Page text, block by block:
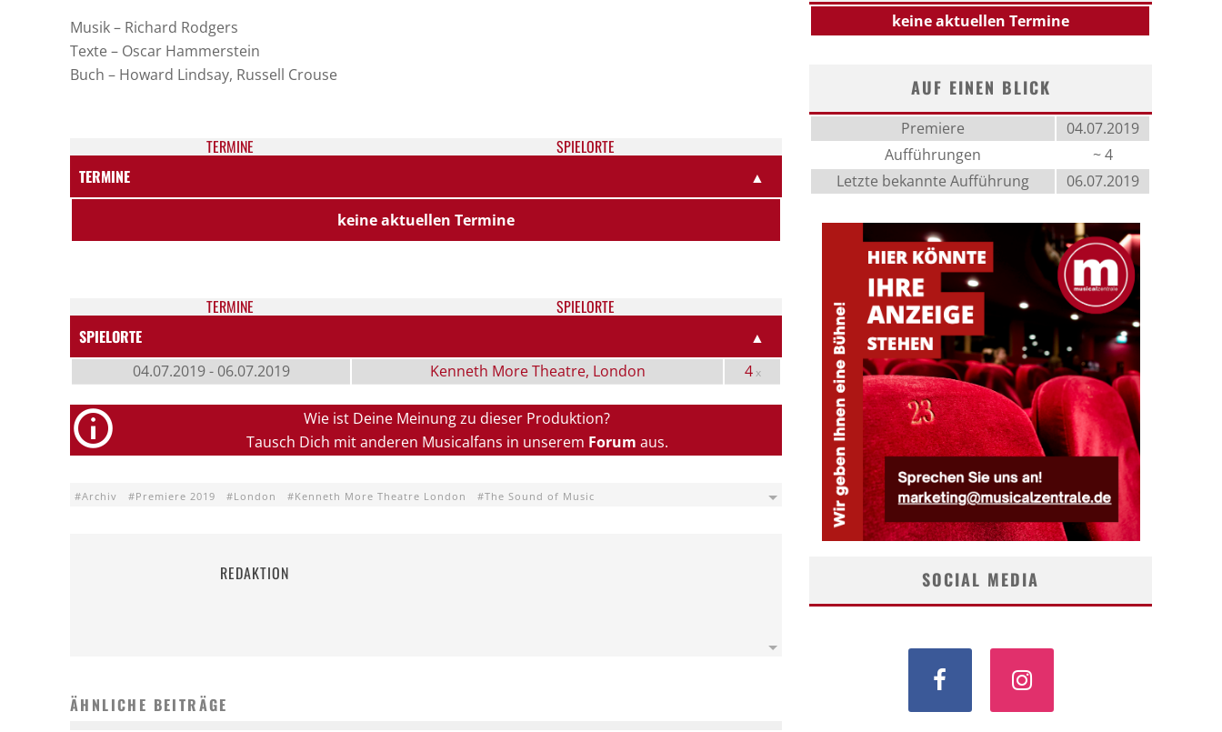
Musik – Richard Rodgers
Texte – Oscar Hammerstein
Buch – Howard Lindsay, Russell Crouse
TER­MI­NE
SPIELORTE
TERMINE
▲
keine aktuellen Termine
TER­MI­NE
SPIELORTE
SPIELORTE
▲
04.07.2019 - 06.07.2019 Kenneth More Theatre, London 4x
Wie ist Deine Meinung zu dieser Produktion?
Tausch Dich mit anderen Musicalfans in unserem Forum aus.
Archiv Premiere 2019 London Kenneth More Theatre London The Sound of Music
REDAKTION
ÄHNLICHE BEITRÄGE
keine aktuellen Termine
AUF EINEN BLICK
Premiere
04.07.2019
Aufführungen
~ 4
Letzte bekannte Aufführung
06.07.2019
SOCIAL MEDIA